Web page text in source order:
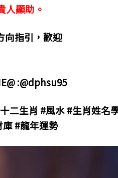
人顯助。
向指引，歡迎
:@dphsu95
二生肖 #風水 #生肖姓名
#龍年運勢